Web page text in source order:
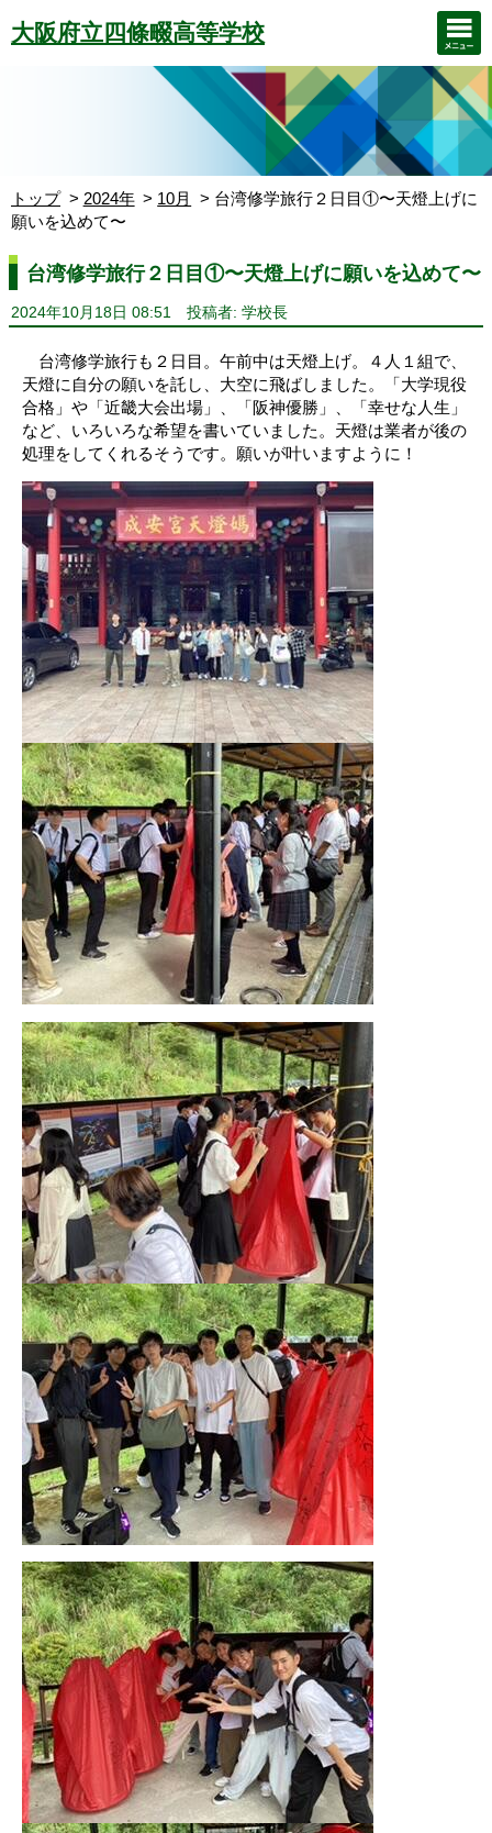
大阪府立四條畷高等学校
トップ 2024年 10月
台湾修学旅行２日目①〜天燈上げに
願いを込めて〜
台湾修学旅行２日目①〜天燈上げに願いを込めて〜
2024年10月18日 08:51 投稿者: 学校長
台湾修学旅行も２日目。午前中は天燈上げ。４人１組で、
天燈に自分の願いを託し、大空に飛ばしました。「大学現役
合格」や「近畿大会出場」、「阪神優勝」、「幸せな人生」
など、いろいろな希望を書いていました。天燈は業者が後の
処理をしてくれるそうです。願いが叶いますように！